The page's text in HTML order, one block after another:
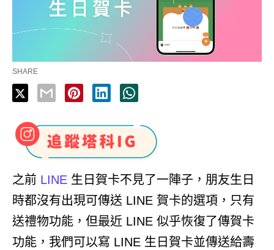
SHARE
之前 LINE 生日賀卡不見了一陣子，朋友生日
時都沒有出現可傳送 LINE 賀卡的選項，只有
送禮物功能，但最近 LINE 似乎恢復了傳賀卡
功能，我們可以寫 LINE 生日賀卡並傳送給壽